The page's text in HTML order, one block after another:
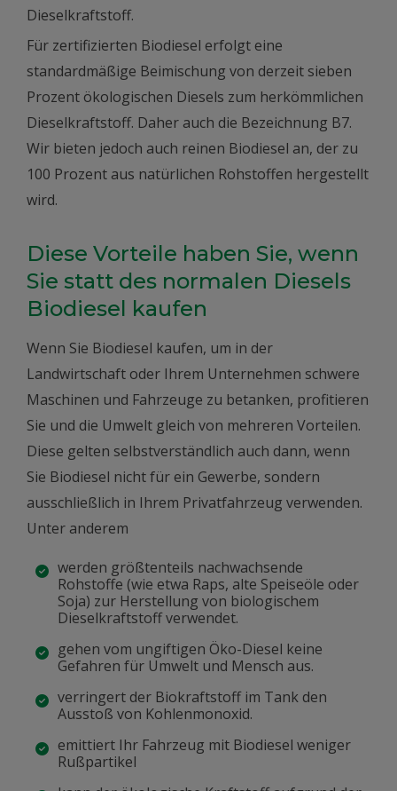
Dieselkraftstoff.
Für zertifizierten Biodiesel erfolgt eine
standardmäßige Beimischung von derzeit sieben
Prozent ökologischen Diesels zum herkömmlichen
Dieselkraftstoff. Daher auch die Bezeichnung B7.
Wir bieten jedoch auch reinen Biodiesel an, der zu
100 Prozent aus natürlichen Rohstoffen hergestellt
wird.
Diese Vorteile haben Sie, wenn
Sie statt des normalen Diesels
Biodiesel kaufen
Wenn Sie Biodiesel kaufen, um in der
Landwirtschaft oder Ihrem Unternehmen schwere
Maschinen und Fahrzeuge zu betanken, profitieren
Sie und die Umwelt gleich von mehreren Vorteilen.
Diese gelten selbstverständlich auch dann, wenn
Sie Biodiesel nicht für ein Gewerbe, sondern
ausschließlich in Ihrem Privatfahrzeug verwenden.
Unter anderem
werden größtenteils nachwachsende
Rohstoffe (wie etwa Raps, alte Speiseöle oder
Soja) zur Herstellung von biologischem
Dieselkraftstoff verwendet.
gehen vom ungiftigen Öko-Diesel keine
Gefahren für Umwelt und Mensch aus.
verringert der Biokraftstoff im Tank den
Ausstoß von Kohlenmonoxid.
emittiert Ihr Fahrzeug mit Biodiesel weniger
Rußpartikel